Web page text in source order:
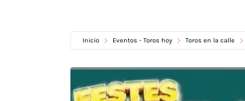
Inicio Eventos - Toros hoy Toros en la calle